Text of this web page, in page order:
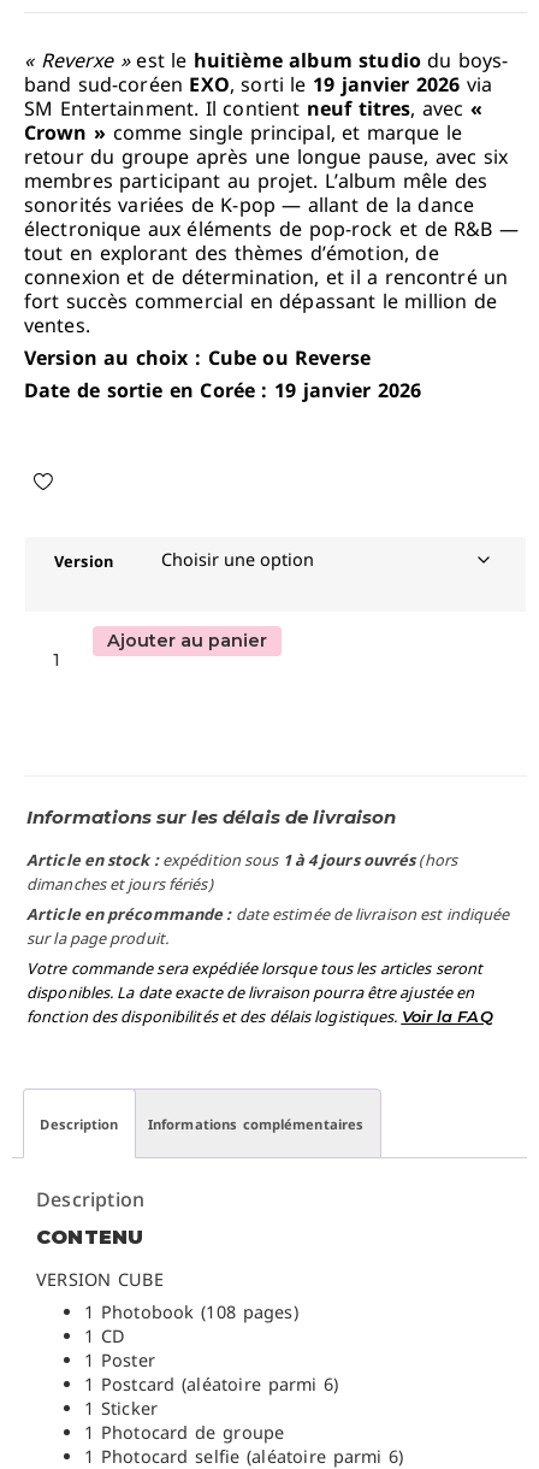
« Reverxe »est le huitième album studiodu boys-
band sud-coréen EXO, sorti le 19 janvier 2026 via
SM Entertainment. Il contient neuf titres, avec «
Crown » comme single principal, et marque le
retour du groupe après une longue pause, avec six
membres participant au projet. L’album mêle des
sonorités variées de K-pop — allant de la dance
électronique aux éléments de pop-rock et de R&B —
tout en explorant des thèmes d’émotion, de
connexion et de détermination, et il a rencontré un
fort succès commercial en dépassant le million de
ventes.
Version au choix : Cube ou Reverse
Date de sortie en Corée : 19 janvier 2026
Version
Ajouter au panier
Informations sur les délais de livraison
Article en stock :expédition sous 1 à 4 jours ouvrés(hors
dimanches et jours fériés)
Article en précommande : date estimée de livraison est indiquée
sur la page produit.
Votre commande sera expédiée lorsque tous les articles seront
disponibles. La date exacte de livraison pourra être ajustée en
fonction des disponibilités et des délais logistiques. Voir la FAQ
Description Informations complémentaires
Description
CONTENU
VERSION CUBE
1 Photobook (108 pages)
1 CD
1 Poster
1 Postcard (aléatoire parmi 6)
1 Sticker
1 Photocard de groupe
1 Photocard selfie (aléatoire parmi 6)